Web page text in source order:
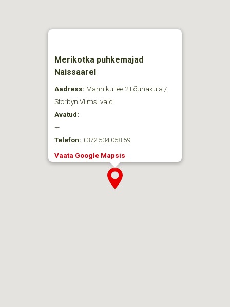
Merikotka puhkemajad
Naissaarel
Aadress: Männiku tee 2 Lõunaküla /
Storbyn Viimsi vald
Avatud:
—
Telefon: +372 534 058 59
Vaata Google Mapsis